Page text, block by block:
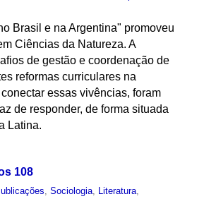
Brasil e na Argentina" promoveu
Ciências da Natureza. A
de gestão e coordenação de
reformas curriculares na
essas vivências, foram
de responder, de forma situada
Latina.
108
,Sociologia Literatura